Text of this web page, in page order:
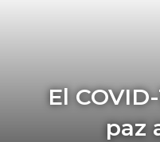
El
paz